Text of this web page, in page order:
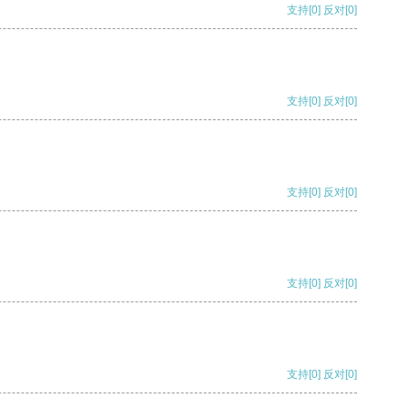
支持[0] 反对[0]
支持[0] 反对[0]
支持[0] 反对[0]
支持[0] 反对[0]
支持[0] 反对[0]